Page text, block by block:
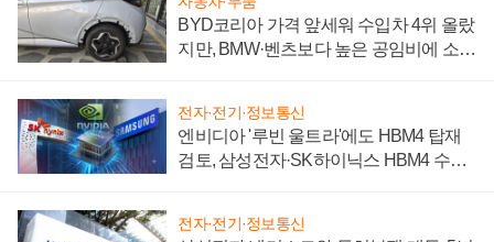
BYD코리아 가격 앞세워 수입차 4위 올랐
지만, BMW·벤츠보다 높은 공임비에 소비
전자·전기·정보통신
엔비디아 '루빈 울트라'에도 HBM4 탑재
검토, 삼성전자·SK하이닉스 HBM4 수율
전자·전기·정보통신